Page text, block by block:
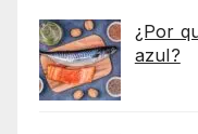
¿Por
azul?